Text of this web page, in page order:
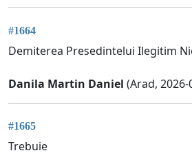
#1664
Demiterea Presedintelui Ilegitim
Danila Martin Daniel (Arad, 2026-
#1665
Trebuie